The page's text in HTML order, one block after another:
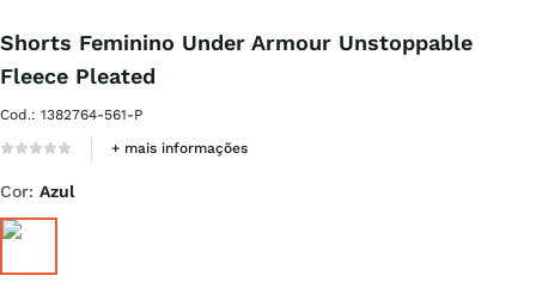
Shorts Feminino Under Armour Unstoppable
Fleece Pleated
Cod.: 1382764-561-P
+ mais informações
Cor: Azul